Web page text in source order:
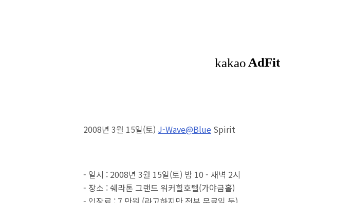
2008년 3월 15일(토) J-Wave@Blue Spirit
- 일시 : 2008년 3월 15일(토) 밤 10 - 새벽 2시
- 장소 : 쉐라톤 그랜드 워커힐호텔(가야금홀)